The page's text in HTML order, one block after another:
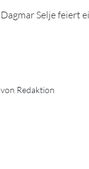
Dagmar Selje feiert
von Redaktion